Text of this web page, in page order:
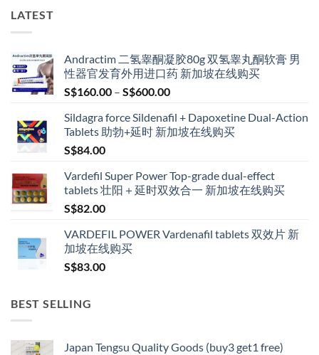
LATEST
Andractim 二氢睾酮凝胶80g 双氢睾丸酮软膏 男
性器官发育外用进口药 新加坡在线购买
S$160.00 – S$600.00Price
S$160.00
through
Sildagra force Sildenafil + Dapoxetine Dual-Action
Tablets 助勃+延时 新加坡在线购买
S$84.00
Vardefil Super Power Top-grade dual-effect
tablets 壮阳＋延时双效合一 新加坡在线购买
S$82.00
VARDEFIL POWER Vardenafil tablets 双效片 新
加坡在线购买
S$83.00
BEST SELLING
Japan Tengsu Quality Goods (buy3 get1 free)